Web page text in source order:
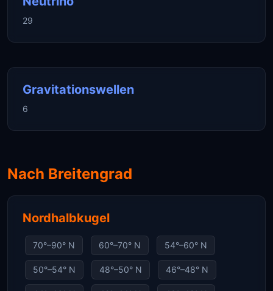
29
Gravitationswellen
6
Nach Breitengrad
Nordhalbkugel
70°–90° N 60°–70° N 54°–60° N
50°–54° N 48°–50° N 46°–48° N